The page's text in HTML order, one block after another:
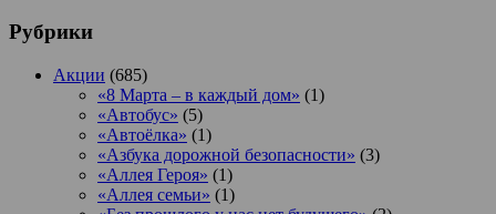
Рубрики
Акции (685)
«8 Марта – в каждый дом» (1)
«Автобус» (5)
«Автоёлка» (1)
«Азбука дорожной безопасности» (3)
«Аллея Героя» (1)
«Аллея семьи» (1)